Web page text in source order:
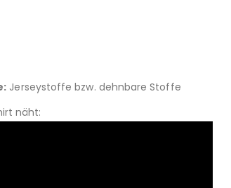
Jerseystoffe bzw. dehnbare Stoffe
näht: